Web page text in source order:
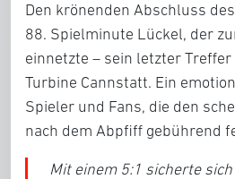
Den krönenden Abschluss
88. Spielminute Lückel, der
einnetzte – sein letzter
Turbine Cannstatt. Ein
Spieler und Fans, die den
nach dem Abpfiff gebührend
Mit einem 5:1 sicherte sich